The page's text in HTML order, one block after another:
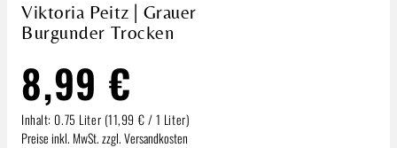
Viktoria Peitz | Grauer
Burgunder Trocken
8,99 €
Inhalt: 0.75 Liter (11,99 € / 1 Liter)
Preise inkl. MwSt. zzgl. Versandkosten